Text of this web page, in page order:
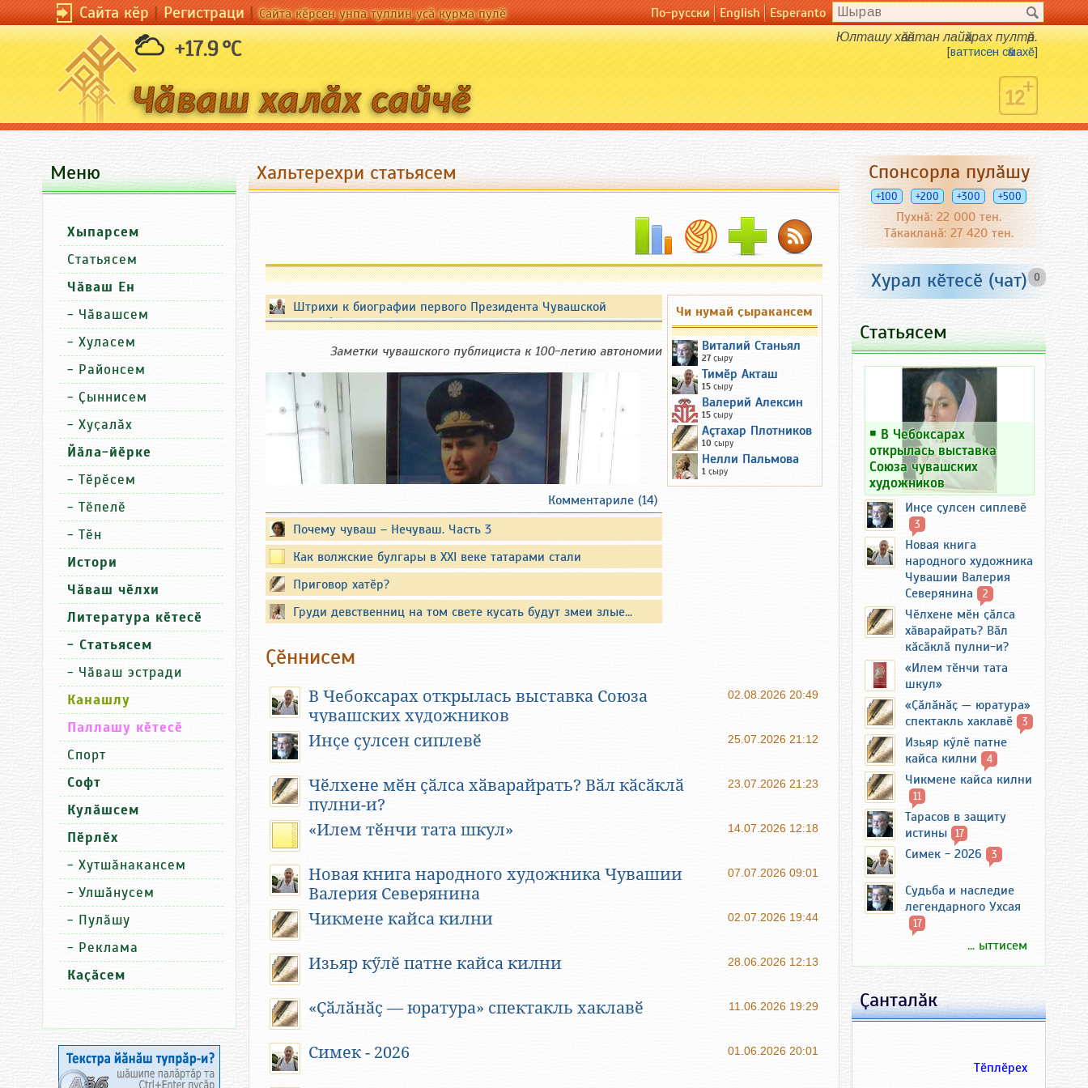
Сайта кӗр|Регистраци|Сайта кӗрсен унпа туллин усӑ курма пулӗ По-русски English Esperanto
+17.9 °C Юлташу хӑвӑнтан лайӑхрах пултӑр.
[ваттисен сӑмахӗ]
Хальтерехри статьясем
Чи нумай ҫыракансем
Виталий Станьял
27ҫыру
Тимӗр Акташ
15 ҫыру
Валерий Алексин
15 ҫыру
Аçтахар Плотников
10 ҫыру
Нелли Пальмова
1 ҫыру
Штрихи к биографии первого Президента Чувашской
Республики
Заметки чувашского публициста к 100-летию автономии
известных политиков. Они также публикуют свои
воспоминания.
Но все события и обстоятельства из их жизни объять
невозможно. Между тем, иногда самое интересное остаётся
неизвестным общественности, «за кадром». Автор этих заметок
— чувашский журналист, публицист, историк Тимӗр Акташ,
современник Президента Чувашской Республики Николая
Федорова попытался изложить некоторые малоизвестные
штрихи к портрету политика.
крае, детстве и становлении политика российского масштаба.
Из биографии политика
Федоров Николай Васильевич родился 9 мая 1958 года в
деревне Чедино (Чучукасси) Мариинско-Посадского района
Чувашской АССР в семье ветерана Великой Отечественной
войны Василия Федорова. (Позже эту местность перевели в
Чебоксарский район.) У Николая имеются младший брат и три
сестры.
Дед Николая Федорова был купцом, «владел шерстобойкой,
водяной мельницей и магазином», раскулачен в 1929 году.
Комментариле (14)
Почему чуваш – Нечуваш. Часть 3
Как волжские булгары в XXI веке татарами стали
Приговор хатӗр?
Груди девственниц на том свете кусать будут змеи злые...
Ҫӗннисем
02.08.2026 20:49
В Чебоксарах открылась выставка Союза
чувашских художников
25.07.2026 21:12
Инҫе ҫулсен сиплевӗ
23.07.2026 21:23
Чӗлхене мӗн ҫӑлса хӑварайрать? Вӑл кӑсӑклӑ
пулни-и?
14.07.2026 12:18
«Илем тӗнчи тата шкул»
07.07.2026 09:01
Новая книга народного художника Чувашии
Валерия Северянина
02.07.2026 19:44
Чикмене кайса килни
28.06.2026 12:13
Изьяр кӳлӗ патне кайса килни
11.06.2026 19:29
«Ҫӑлӑнӑҫ — юратура» спектакль хаклавӗ
01.06.2026 20:01
Симек - 2026
Меню
Хыпарсем
Статьясем
Чӑваш Ен
- Чӑвашсем
- Хуласем
- Районсем
- Ҫыннисем
- Хуҫалӑх
Йӑла-йӗрке
- Тӗрӗсем
- Тӗпелӗ
- Тӗн
Истори
Чӑваш чӗлхи
Литература кӗтесӗ
- Статьясем
- Чӑваш эстради
Канашлу
Паллашу кӗтесӗ
Спорт
Софт
Кулӑшсем
Пӗрлӗх
- Хутшӑнакансем
- Улшӑнусем
- Пулӑшу
- Реклама
Каҫӑсем
Спонсорла пулӑшу
+100 +200 +300 +500
Пухнӑ: 22 000 тен.
Тӑкакланӑ: 27 420 тен.
0
Хурал кӗтесӗ (чат)
Статьясем
￭ В Чебоксарах
открылась выставка
Союза чувашских
художников
Инҫе ҫулсен сиплевӗ
3
Новая книга
народного художника
Чувашии Валерия
Северянина
2
Чӗлхене мӗн ҫӑлса
хӑварайрать? Вӑл
кӑсӑклӑ пулни-и?
«Илем тӗнчи тата
шкул»
«Ҫӑлӑнӑҫ — юратура»
спектакль хаклавӗ
3
Изьяр кӳлӗ патне
кайса килни
4
Чикмене кайса килни
11
Тарасов в защиту
истины 17
Симек - 2026 3
Судьба и наследие
легендарного Ухсая
17
... ыттисем
Ҫанталӑк
Тӗплӗрех